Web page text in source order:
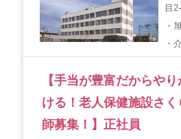
目
・
・
【手当が豊富だからや
ける！老人保健施設さ
師募集！】正社員